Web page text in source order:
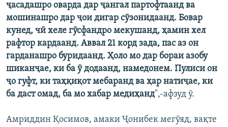
ҷасадашро оварда дар ҷангал партофтаанд ва
мошинашро дар ҷои дигар сӯзонидаанд. Бовар
кунед, чӣ хеле гӯсфандро мекушанд, ҳамин хел
рафтор кардаанд. Аввал 21 корд зада, пас аз он
гарданашро буридаанд. Ҳоло мо дар бораи азобу
шиканҷае, ки ба ӯ додаанд, намедонем. Пулиси он
ҷо гуфт, ки таҳқиқот мебаранд ва ҳар натиҷае, ки
ба даст омад, ба мо хабар медиҳанд",-афзуд ӯ.
Амриддин Қосимов, амаки Ҷонибек мегӯяд, вақте